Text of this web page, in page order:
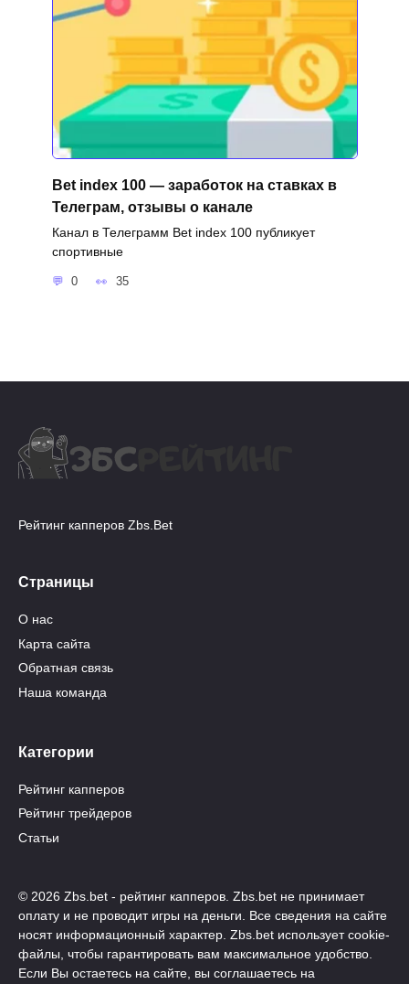
Bet index 100 — заработок на ставках в
Телеграм, отзывы о канале
Канал в Телеграмм Bet index 100 публикует
спортивные
0 35
Рейтинг капперов Zbs.Bet
Страницы
О нас
Карта сайта
Обратная связь
Наша команда
Категории
Рейтинг капперов
Рейтинг трейдеров
Статьи
© 2026 Zbs.bet - рейтинг капперов. Zbs.bet не принимает
оплату и не проводит игры на деньги. Все сведения на сайте
носят информационный характер. Zbs.bet использует cookie-
файлы, чтобы гарантировать вам максимальное удобство.
Если Вы остаетесь на сайте, вы соглашаетесь на